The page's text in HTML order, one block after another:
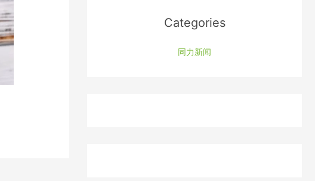
Categories
同力新闻